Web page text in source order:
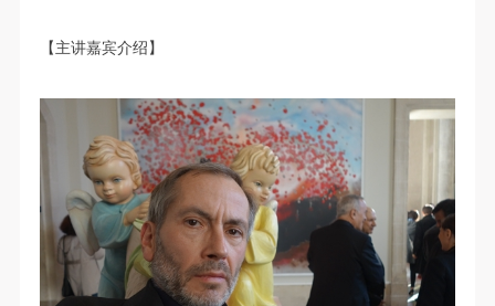
【主讲嘉宾介绍】
及到的绘画工具、创作材料及配套设备、设施，若参
套设备、设施造成个人受伤、伤害他人及造成相应工
具、材料、设备或设施的故障或损坏。参与活动者应
当承当相应的全部责任，并主动赔偿相应的经济损
失。活动中任何非事故当事人及美术馆将不承担人身
事故的任何责任。
中央美术学院美术馆肖像权许可使用协议
根据《中华人民共和国广告法》、《中华人民共和国
及到的绘画工具、创作材料及配套设备、设施，若参
套设备、设施造成个人受伤、伤害他人及造成相应工
具、材料、设备或设施的故障或损坏。参与活动者应
当承当相应的全部责任，并主动赔偿相应的经济损
失。活动中任何非事故当事人及美术馆将不承担人身
事故的任何责任。
中央美术学院美术馆肖像权许可使用协议
根据《中华人民共和国广告法》、《中华人民共和国
及到的绘画工具、创作材料及配套设备、设施，若参
套设备、设施造成个人受伤、伤害他人及造成相应工
具、材料、设备或设施的故障或损坏。参与活动者应
当承当相应的全部责任，并主动赔偿相应的经济损
失。活动中任何非事故当事人及美术馆将不承担人身
事故的任何责任。
中央美术学院美术馆肖像权许可使用协议
根据《中华人民共和国广告法》、《中华人民共和国